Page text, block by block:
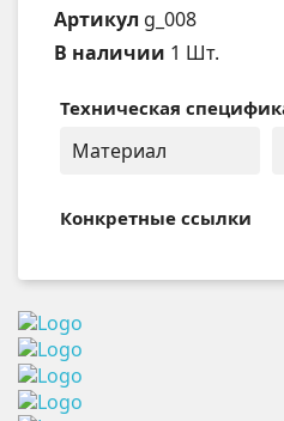
Артикул g_008
В наличии 1 Шт.
Техническая
Материал
Конкретные ссылки